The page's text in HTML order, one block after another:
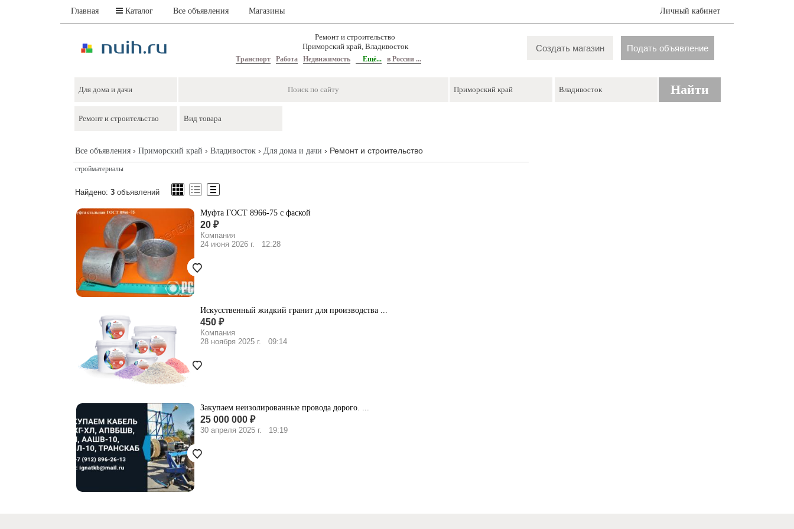
Главная Каталог Все объявления Магазины Личный кабинет
Ремонт и строительство
Приморский край, Владивосток
Транспорт Работа Недвижимость Ещё... в России ...
Создать магазин Подать объявление
Найти
Все объявления › Приморский край › Владивосток › Для дома и дачи › Ремонт и строительство
стройматериалы
Найдено: 3 объявлений
Муфта ГОСТ 8966-75 с фаской
20 ₽
Компания
24 июня 2026 г. 12:28
Искусственный жидкий гранит для производства ...
450 ₽
Компания
28 ноября 2025 г. 09:14
Закупаем неизолированные провода дорого. ...
25 000 000 ₽
30 апреля 2025 г. 19:19